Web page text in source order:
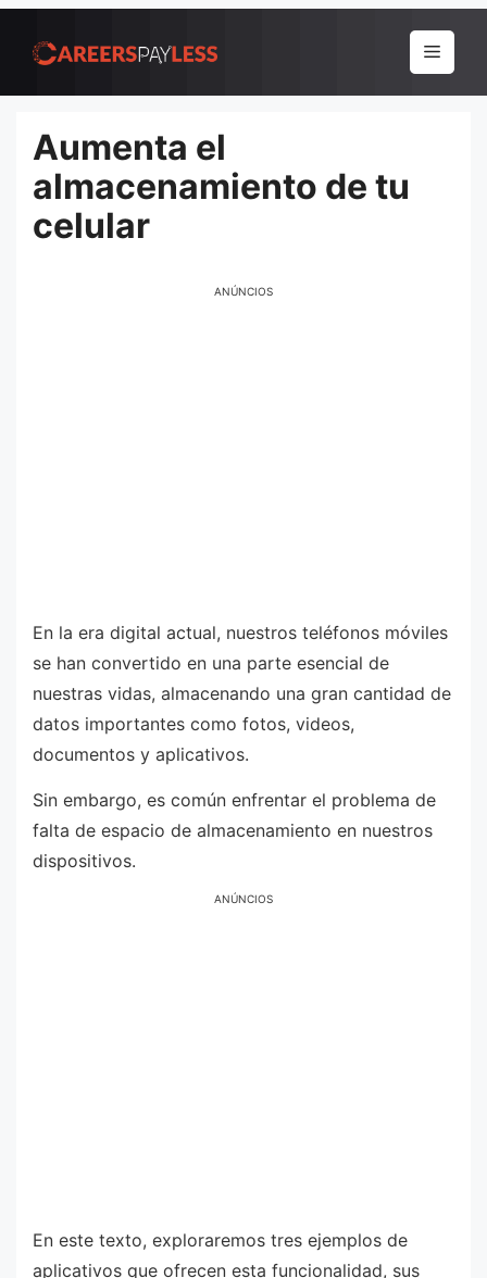
para
conteúdo
Menu
Aumenta el
almacenamiento de tu
celular
ANÚNCIOS
En la era digital actual, nuestros teléfonos móviles
se han convertido en una parte esencial de
nuestras vidas, almacenando una gran cantidad de
datos importantes como fotos, videos,
documentos y aplicativos.
Sin embargo, es común enfrentar el problema de
falta de espacio de almacenamiento en nuestros
dispositivos.
ANÚNCIOS
En este texto, exploraremos tres ejemplos de
aplicativos que ofrecen esta funcionalidad, sus